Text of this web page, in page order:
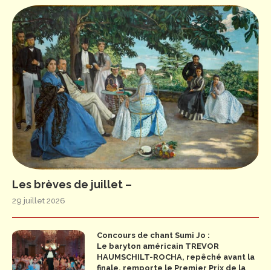
Les brèves de juillet –
29 juillet 2026
Concours de chant Sumi Jo :
Le baryton américain TREVOR
HAUMSCHILT-ROCHA, repêché avant la
finale, remporte le Premier Prix de la